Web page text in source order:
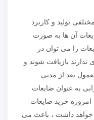
تولید و کاربرد
آن ها به صورت
را می توان در
بازیافت شوند و
بعد از مدتی
به عنوان ضایعات
امروزه خرید ضایعات
خواهد داشت ، باعث می